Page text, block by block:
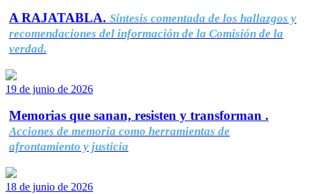
A RAJATABLA. Síntesis comentada de los hallazgos y
recomendaciones del información de la Comisión de la
verdad.
19 de junio de 2026
Memorias que sanan, resisten y transforman .
Acciones de memoria como herramientas de
afrontamiento y justicia
18 de junio de 2026